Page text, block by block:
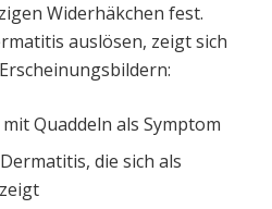
Widerhäkchen fest.
auslösen, zeigt sich
Quaddeln als Symptom
die sich als